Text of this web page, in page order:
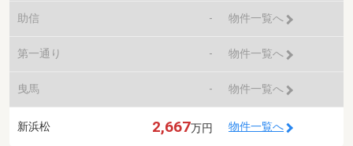
助信 - 物件一覧へ
第一通り - 物件一覧へ
曳馬 - 物件一覧へ
新浜松 2,667万円 物件一覧へ